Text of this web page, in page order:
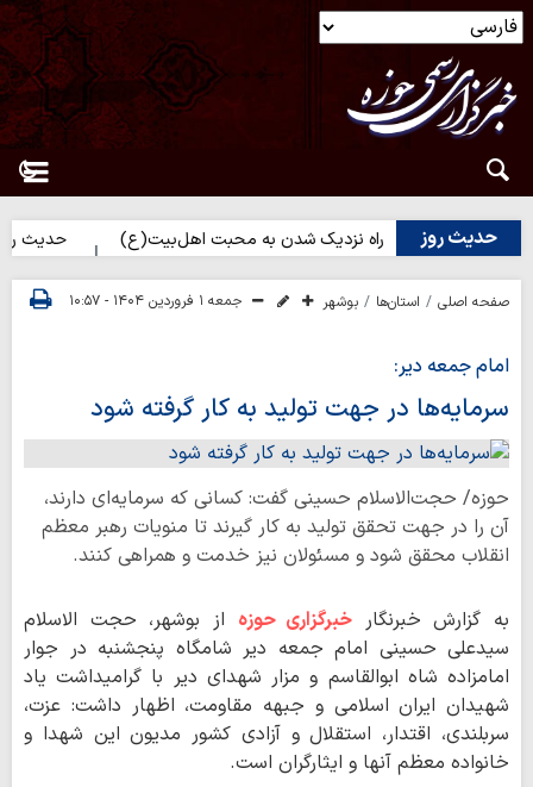
حدیث روز
حدیث روز | راه نزدیک شدن به محبت اهل‌بیت(ع) حدیث روز |
صفحه اصلی استان‌ها بوشهر جمعه ۱ فروردین ۱۴۰۴ - ۱۰:۵۷
امام جمعه دیر:
سرمایه‌ها در جهت تولید به کار گرفته شود
حوزه/ حجت‌الاسلام حسینی گفت: کسانی که سرمایه‌ای دارند،
آن را در جهت تحقق تولید به کار گیرند تا منویات رهبر معظم
انقلاب محقق شود و مسئولان نیز خدمت و همراهی کنند.
به گزارش خبرنگار خبرگزاری حوزه از بوشهر، حجت الاسلام
سیدعلی حسینی امام جمعه دیر شامگاه پنجشنبه در جوار
امامزاده شاه ابوالقاسم و مزار شهدای دیر با گرامیداشت یاد
شهیدان ایران اسلامی و جبهه مقاومت، اظهار داشت: عزت،
سربلندی، اقتدار، استقلال و آزادی کشور مدیون این شهدا و
خانواده معظم آنها و ایثارگران است.